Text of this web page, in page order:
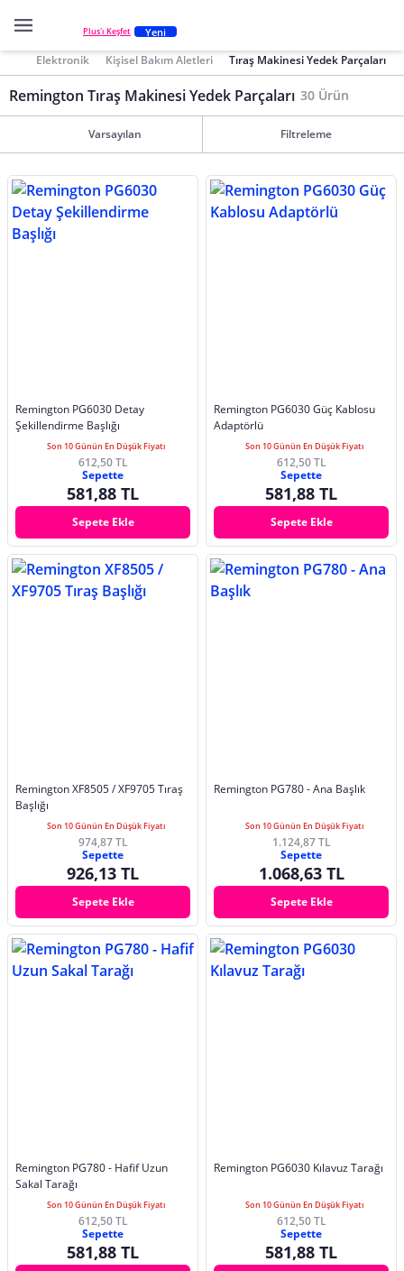
Plus'ı Keşfet Yeni
Elektronik Kişisel Bakım Aletleri Tıraş Makinesi Yedek Parçaları
Remington Tıraş Makinesi Yedek Parçaları 30 Ürün
Varsayılan Filtreleme
Remington PG6030 Detay
Şekillendirme Başlığı
Son 10 Günün En Düşük Fiyatı
612,50 TL
Sepette
581,88 TL
Sepete Ekle
Remington PG6030 Güç Kablosu
Adaptörlü
Son 10 Günün En Düşük Fiyatı
612,50 TL
Sepette
581,88 TL
Sepete Ekle
Remington XF8505 / XF9705 Tıraş
Başlığı
Son 10 Günün En Düşük Fiyatı
974,87 TL
Sepette
926,13 TL
Sepete Ekle
Remington PG780 - Ana Başlık
Son 10 Günün En Düşük Fiyatı
1.124,87 TL
Sepette
1.068,63 TL
Sepete Ekle
Remington PG780 - Hafif Uzun
Sakal Tarağı
Son 10 Günün En Düşük Fiyatı
612,50 TL
Sepette
581,88 TL
Remington PG6030 Kılavuz Tarağı
Son 10 Günün En Düşük Fiyatı
612,50 TL
Sepette
581,88 TL